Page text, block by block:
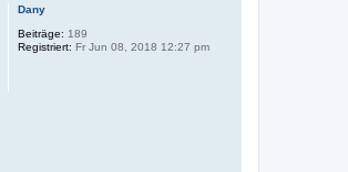
Dany
Beiträge: 189
Registriert: Fr Jun 08, 2018 12:27 pm